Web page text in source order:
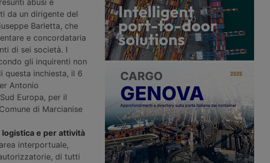
mondiale all’82,3% in portata lorda.
abusi e
da un dirigente del
Barletta, che
e concordataria
di sei società. I
gli inquirenti non
questa inchiesta, il 6
Antonio
Europa, per il
di Marcianise
e per attività
interportuale,
di tutti